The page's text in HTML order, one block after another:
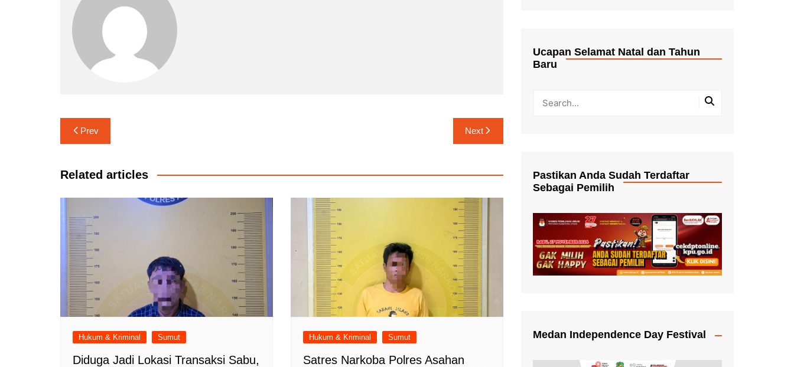
Navigasi
pos
Prev Next
Related articles
Hukum & Kriminal Sumut
Diduga Jadi Lokasi Transaksi Sabu,
Hukum & Kriminal Sumut
Satres Narkoba Polres Asahan
Ucapan Selamat Natal dan Tahun
Baru
Pastikan Anda Sudah Terdaftar
Sebagai Pemilih
Medan Independence Day Festival